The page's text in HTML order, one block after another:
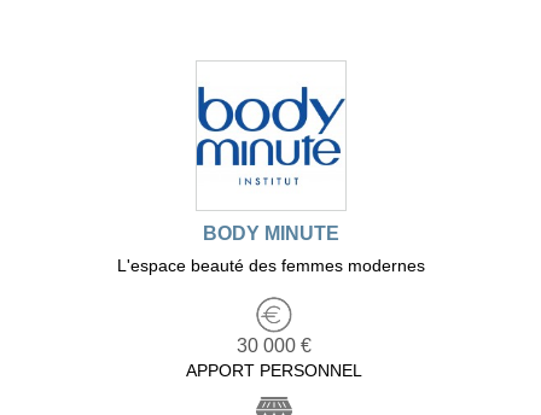
BODY MINUTE
L'espace beauté des femmes modernes
30 000 €
APPORT PERSONNEL